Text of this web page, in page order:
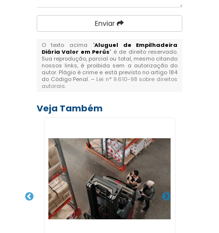
Enviar
O texto acima "Aluguel de Empilhadeira
Diária Valor em Perús" é de direito reservado.
Sua reprodução, parcial ou total, mesmo citando
nossos links, é proibida sem a autorização do
autor. Plágio é crime e está previsto no artigo 184
do Código Penal. – Lei n° 9.610-98 sobre direitos
autorais.
Veja Também